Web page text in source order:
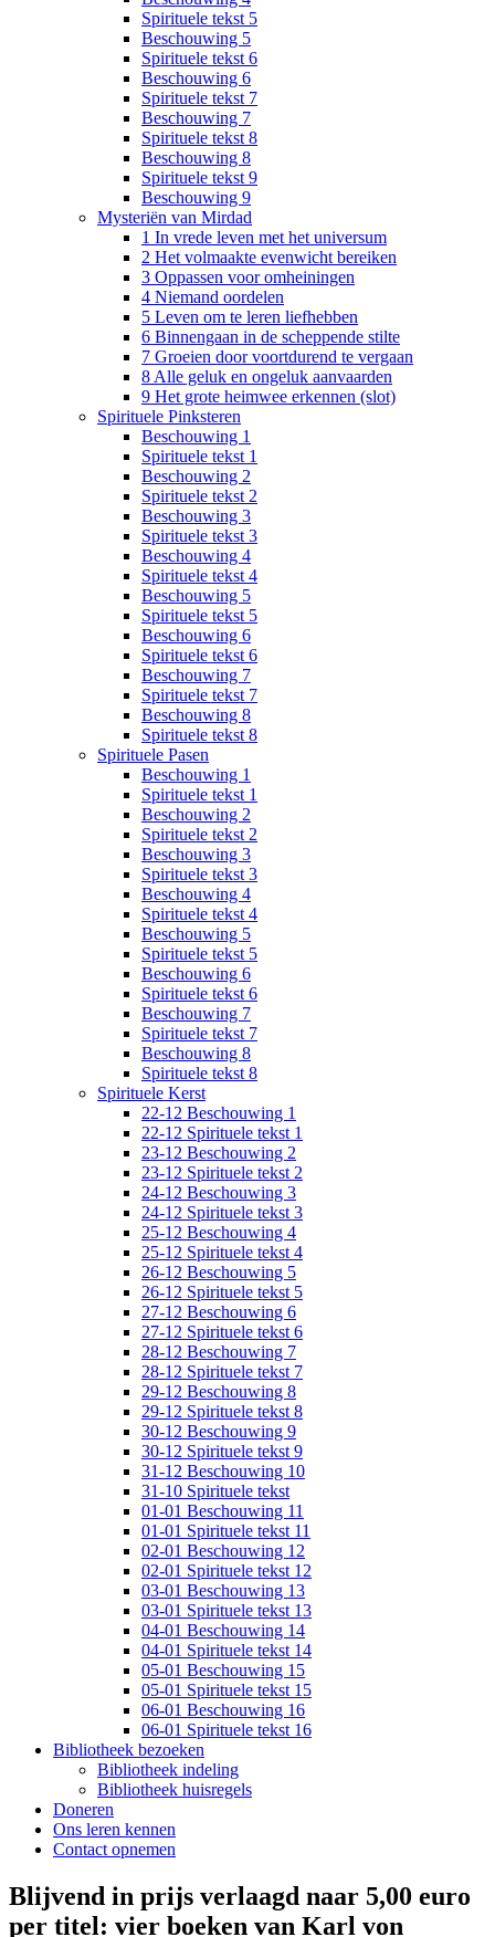
Spirituele tekst 5
Beschouwing 5
Spirituele tekst 6
Beschouwing 6
Spirituele tekst 7
Beschouwing 7
Spirituele tekst 8
Beschouwing 8
Spirituele tekst 9
Beschouwing 9
Mysteriën van Mirdad
1 In vrede leven met het universum
2 Het volmaakte evenwicht bereiken
3 Oppassen voor omheiningen
4 Niemand oordelen
5 Leven om te leren liefhebben
6 Binnengaan in de scheppende stilte
7 Groeien door voortdurend te vergaan
8 Alle geluk en ongeluk aanvaarden
9 Het grote heimwee erkennen (slot)
Spirituele Pinksteren
Beschouwing 1
Spirituele tekst 1
Beschouwing 2
Spirituele tekst 2
Beschouwing 3
Spirituele tekst 3
Beschouwing 4
Spirituele tekst 4
Beschouwing 5
Spirituele tekst 5
Beschouwing 6
Spirituele tekst 6
Beschouwing 7
Spirituele tekst 7
Beschouwing 8
Spirituele tekst 8
Spirituele Pasen
Beschouwing 1
Spirituele tekst 1
Beschouwing 2
Spirituele tekst 2
Beschouwing 3
Spirituele tekst 3
Beschouwing 4
Spirituele tekst 4
Beschouwing 5
Spirituele tekst 5
Beschouwing 6
Spirituele tekst 6
Beschouwing 7
Spirituele tekst 7
Beschouwing 8
Spirituele tekst 8
Spirituele Kerst
22-12 Beschouwing 1
22-12 Spirituele tekst 1
23-12 Beschouwing 2
23-12 Spirituele tekst 2
24-12 Beschouwing 3
24-12 Spirituele tekst 3
25-12 Beschouwing 4
25-12 Spirituele tekst 4
26-12 Beschouwing 5
26-12 Spirituele tekst 5
27-12 Beschouwing 6
27-12 Spirituele tekst 6
28-12 Beschouwing 7
28-12 Spirituele tekst 7
29-12 Beschouwing 8
29-12 Spirituele tekst 8
30-12 Beschouwing 9
30-12 Spirituele tekst 9
31-12 Beschouwing 10
31-10 Spirituele tekst
01-01 Beschouwing 11
01-01 Spirituele tekst 11
02-01 Beschouwing 12
02-01 Spirituele tekst 12
03-01 Beschouwing 13
03-01 Spirituele tekst 13
04-01 Beschouwing 14
04-01 Spirituele tekst 14
05-01 Beschouwing 15
05-01 Spirituele tekst 15
06-01 Beschouwing 16
06-01 Spirituele tekst 16
Bibliotheek bezoeken
Bibliotheek indeling
Bibliotheek huisregels
Doneren
Ons leren kennen
Contact opnemen
Blijvend in prijs verlaagd naar 5,00 euro
per titel: vier boeken van Karl von